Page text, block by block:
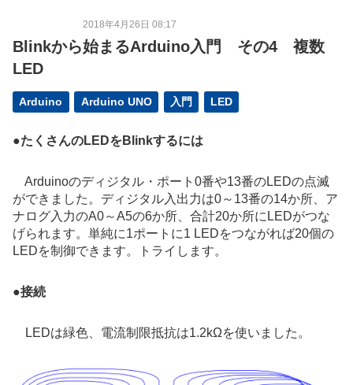
2018年4月26日 08:17
Blinkから始まるArduino入門 その4 複数
LED
Arduino Arduino UNO 入門 LED
●たくさんのLEDをBlinkするには
Arduinoのディジタル・ポート0番や13番のLEDの点滅
ができました。ディジタル入出力は0～13番の14か所、ア
ナログ入力のA0～A5の6か所、合計20か所にLEDがつな
げられます。単純に1ポートに1 LEDをつながれば20個の
LEDを制御できます。トライします。
●接続
LEDは緑色、電流制限抵抗は1.2kΩを使いました。